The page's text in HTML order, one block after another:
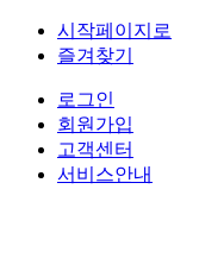
시작페이지로
즐겨찾기
로그인
회원가입
고객센터
서비스안내